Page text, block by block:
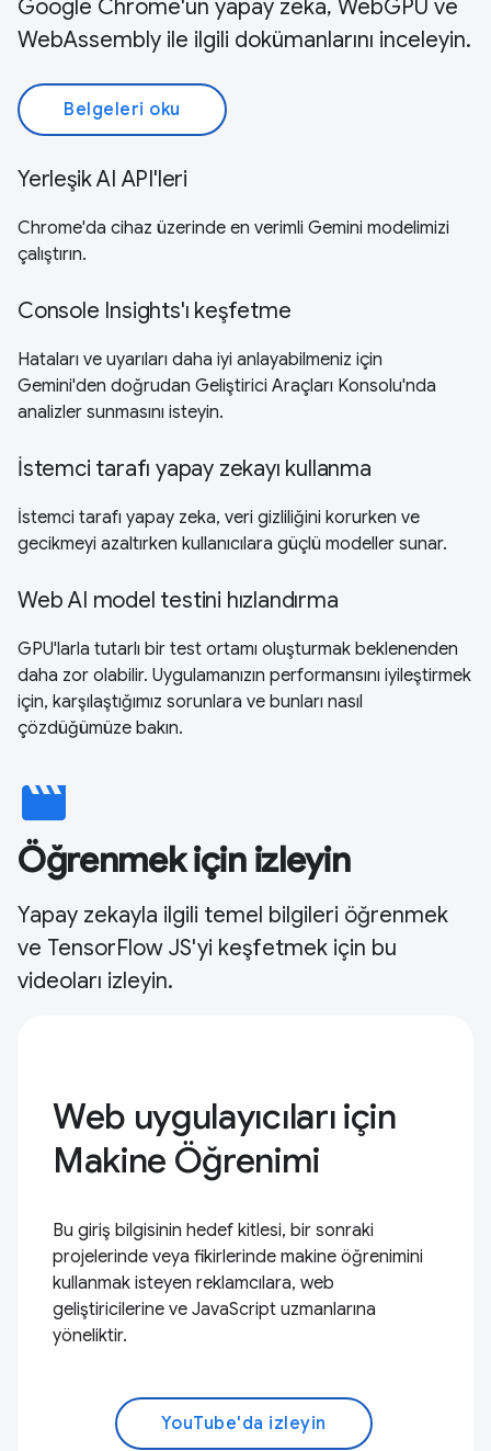
Google Chrome'un yapay zeka, WebGPU ve
WebAssembly ile ilgili dokümanlarını inceleyin.
Belgeleri oku
Yerleşik AI API'leri
Chrome'da cihaz üzerinde en verimli Gemini modelimizi
çalıştırın.
Console Insights'ı keşfetme
Hataları ve uyarıları daha iyi anlayabilmeniz için
Gemini'den doğrudan Geliştirici Araçları Konsolu'nda
analizler sunmasını isteyin.
İstemci tarafı yapay zekayı kullanma
İstemci tarafı yapay zeka, veri gizliliğini korurken ve
gecikmeyi azaltırken kullanıcılara güçlü modeller sunar.
Web AI model testini hızlandırma
GPU'larla tutarlı bir test ortamı oluşturmak beklenenden
daha zor olabilir. Uygulamanızın performansını iyileştirmek
için, karşılaştığımız sorunlara ve bunları nasıl
çözdüğümüze bakın.
movie
Öğrenmek için izleyin
Yapay zekayla ilgili temel bilgileri öğrenmek
ve TensorFlow JS'yi keşfetmek için bu
videoları izleyin.
Web uygulayıcıları için
Makine Öğrenimi
Bu giriş bilgisinin hedef kitlesi, bir sonraki
projelerinde veya fikirlerinde makine öğrenimini
kullanmak isteyen reklamcılara, web
geliştiricilerine ve JavaScript uzmanlarına
yöneliktir.
YouTube'da izleyin